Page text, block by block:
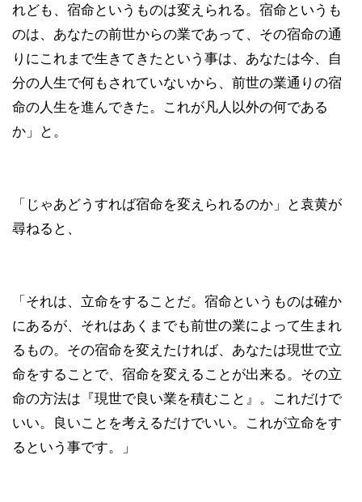
れども、宿命というものは変えられる。宿命というも
のは、あなたの前世からの業であって、その宿命の通
りにこれまで生きてきたという事は、あなたは今、自
分の人生で何もされていないから、前世の業通りの宿
命の人生を進んできた。これが凡人以外の何である
か」と。
「じゃあどうすれば宿命を変えられるのか」と袁黄が
尋ねると、
「それは、立命をすることだ。宿命というものは確か
にあるが、それはあくまでも前世の業によって生まれ
るもの。その宿命を変えたければ、あなたは現世で立
命をすることで、宿命を変えることが出来る。その立
命の方法は『現世で良い業を積むこと』。これだけで
いい。良いことを考えるだけでいい。これが立命をす
るという事です。」